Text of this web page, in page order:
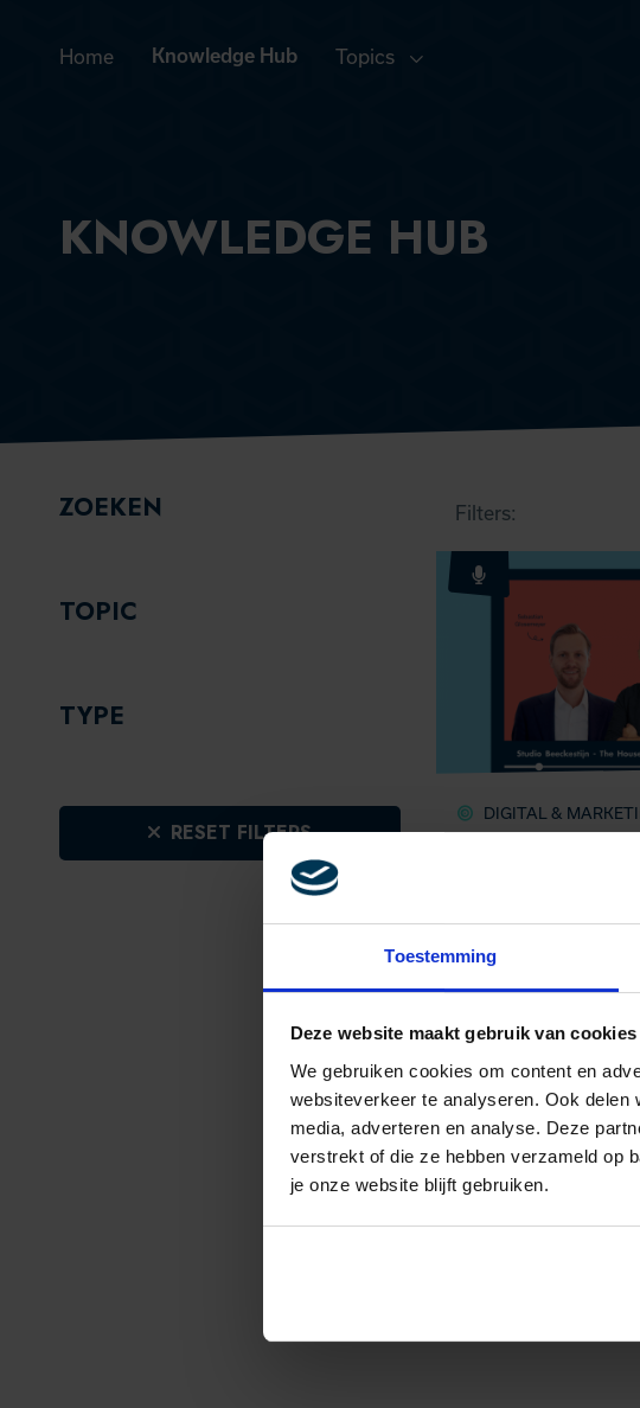
Toestemming
Deze website maakt gebruik van cookies
We gebruiken cookies om content en
websiteverkeer te analyseren. Ook
media, adverteren en analyse. Deze
verstrekt of die ze hebben verzameld op
je onze website blijft gebruiken.
Home Knowledge Hub Topics
KNOWLEDGE HUB
FILTERS
ZOEKEN
TOPIC
TYPE
RESET FILTERS
Filters:
DIGITAL &